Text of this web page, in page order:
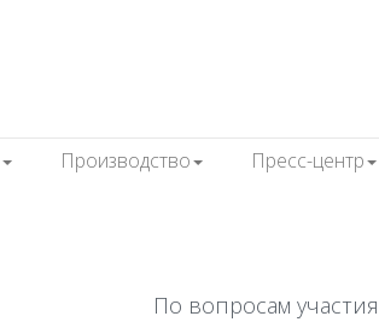
Производство Пресс-центр
По вопросам